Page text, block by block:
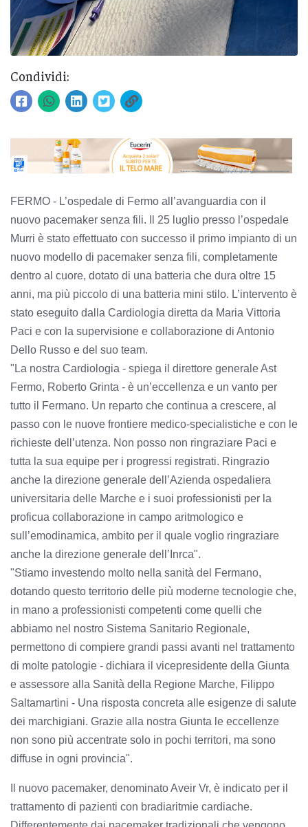
Condividi:
FERMO - L’ospedale di Fermo all’avanguardia con il
nuovo pacemaker senza fili. Il 25 luglio presso l’ospedale
Murri è stato effettuato con successo il primo impianto di un
nuovo modello di pacemaker senza fili, completamente
dentro al cuore, dotato di una batteria che dura oltre 15
anni, ma più piccolo di una batteria mini stilo. L’intervento è
stato eseguito dalla Cardiologia diretta da Maria Vittoria
Paci e con la supervisione e collaborazione di Antonio
Dello Russo e del suo team.
"La nostra Cardiologia - spiega il direttore generale Ast
Fermo, Roberto Grinta - è un’eccellenza e un vanto per
tutto il Fermano. Un reparto che continua a crescere, al
passo con le nuove frontiere medico-specialistiche e con le
richieste dell’utenza. Non posso non ringraziare Paci e
tutta la sua equipe per i progressi registrati. Ringrazio
anche la direzione generale dell’Azienda ospedaliera
universitaria delle Marche e i suoi professionisti per la
proficua collaborazione in campo aritmologico e
sull’emodinamica, ambito per il quale voglio ringraziare
anche la direzione generale dell’Inrca".
"Stiamo investendo molto nella sanità del Fermano,
dotando questo territorio delle più moderne tecnologie che,
in mano a professionisti competenti come quelli che
abbiamo nel nostro Sistema Sanitario Regionale,
permettono di compiere grandi passi avanti nel trattamento
di molte patologie - dichiara il vicepresidente della Giunta
e assessore alla Sanità della Regione Marche, Filippo
Saltamartini - Una risposta concreta alle esigenze di salute
dei marchigiani. Grazie alla nostra Giunta le eccellenze
non sono più accentrate solo in pochi territori, ma sono
diffuse in ogni provincia".
Il nuovo pacemaker, denominato Aveir Vr, è indicato per il
trattamento di pazienti con bradiaritmie cardiache.